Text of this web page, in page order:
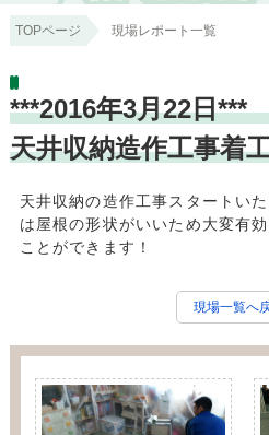
TOPページ 現場レポート一覧
***2016年3月22日
天井収納造作工事着
天井収納の造作工事スタートい
は屋根の形状がいいため大変有
ことができます！
現場一覧へ